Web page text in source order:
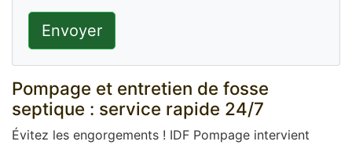
Envoyer
Pompage et entretien de fosse
septique : service rapide 24/7
Évitez les engorgements ! IDF Pompage intervient